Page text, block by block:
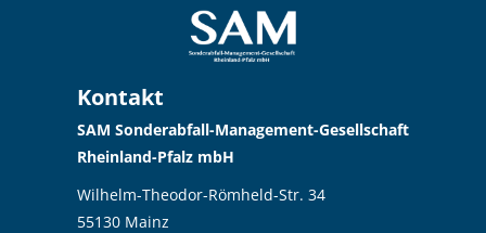
Kontakt
SAM Sonderabfall-Management-Gesellschaft
Rheinland-Pfalz mbH
Wilhelm-Theodor-Römheld-Str. 34
55130 Mainz